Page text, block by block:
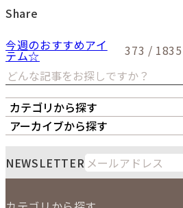
Share
今週のおすすめアイ
テム☆ 373 / 1835
カテゴリから探す
オーナーズボイス
LIPS通販部門 LIPS 銀座店
アーカイブから探す
8 月 火 水 木
NEWSLETTER